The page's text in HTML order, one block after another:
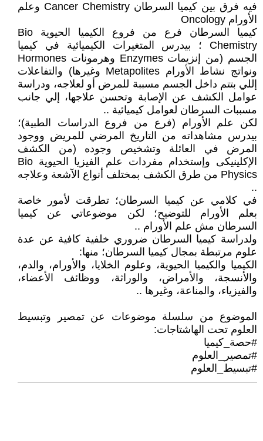
فيه فرق بين كيميا السرطان Cancer Chemistry وعلم
الأورام Oncology
كيميا السرطان فرع من فروع الكيميا الحيوية Bio
Chemistry ؛ بيدرس المتغيرات الكيميائية في كيميا
الجسم (من إنزيمات Enzymes وهرمونات Hormones
ونواتج نشاط الأورام Metapolites وغيرها) والتفاعلات
إللي بتتم داخل الجسم مسببة للمرض أو لعلاجه، ودراسة
عوامل الكشف عن الإصابة وتحسن علاجها، إلي جانب
مسببات السرطان لعوامل كيميائية ..
لكن علم الأورام (فرع من فروع الدراسات الطبية)؛
بيدرس مشاهداته من التاريخ المرضي للمريض ووجود
المرض في العائلة وتشخيص وجوده (من الكشف
الإكلينيكى وإستخدام مفردات علم الفيزيا الحيوية Bio
Physics من طرق الكشف بمختلف أنواع الآشعة وعلاجه
..
في كلامي عن كيميا السرطان؛ تطرقت لأمور خاصة
بعلم الأورام للتوضيح؛ لكن موضوعاتي عن كيميا
السرطان مش علم الأورام ..
ولدراسة كيميا السرطان ضروري خلفية كافية عن عدة
علوم مرتبطة بمجال كيميا السرطان؛ منها:
الكيميا والكيميا الحيوية، وعلوم الخلايا، والأورام، والدم،
والأنسجة، والأمراض، والوراثة، ووظائف الأعضاء،
والفيزياء، والمناعة، وغيرها ..
الموضوع من سلسلة موضوعات عن تمصير وتبسيط
العلوم تحت الهاشتاجات:
#حصة_كيميا
#تمصير_العلوم
#تبسيط_العلوم